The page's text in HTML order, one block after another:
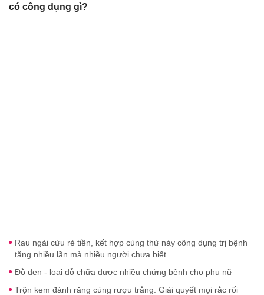
có công dụng gì?
Rau ngải cứu rẻ tiền, kết hợp cùng thứ này công dụng trị bệnh
tăng nhiều lần mà nhiều người chưa biết
Đỗ đen - loại đỗ chữa được nhiều chứng bệnh cho phụ nữ
Trộn kem đánh răng cùng rượu trắng: Giải quyết mọi rắc rối